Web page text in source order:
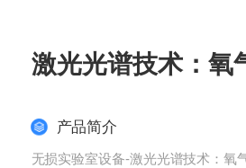
激光光谱技术：氧
产品简介
无损实验室设备-激光光谱技术：氧